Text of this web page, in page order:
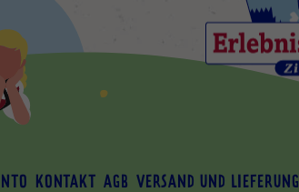
KONTAKT AGB VERSAND UND LIEFERUNG